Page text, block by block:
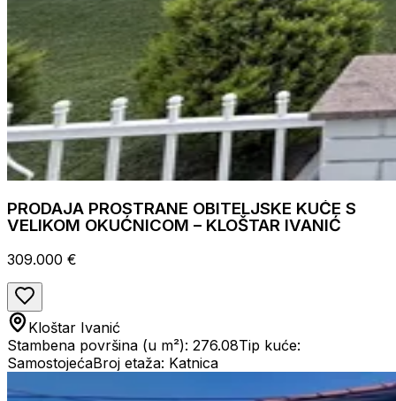
PRODAJA PROSTRANE OBITELJSKE KUĆE S
VELIKOM OKUĆNICOM – KLOŠTAR IVANIĆ
309.000 €
Kloštar Ivanić
Stambena površina (u m²): 276.08Tip kuće:
SamostojećaBroj etaža: Katnica